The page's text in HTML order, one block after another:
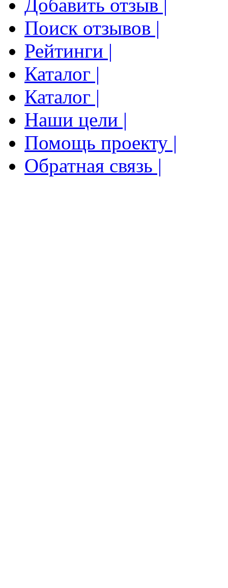
Добавить отзыв |
Поиск отзывов |
Рейтинги |
Каталог |
Каталог |
Наши цели |
Помощь проекту |
Обратная связь |